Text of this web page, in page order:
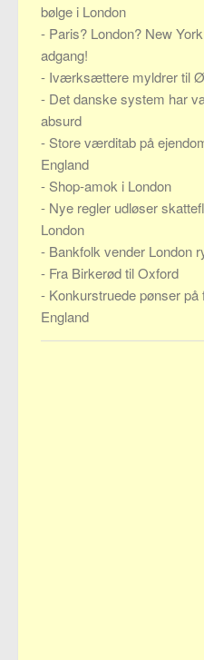
bølge i London
- Paris? London? New
adgang!
- Iværksættere myldrer til
- Det danske system har
absurd
- Store værditab på
England
- Shop-amok i London
- Nye regler udløser
London
- Bankfolk vender London
- Fra Birkerød til Oxford
- Konkurstruede pønser på
England